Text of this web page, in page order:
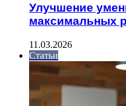
Улучшение
максимальных
11.03.2026
Статьи